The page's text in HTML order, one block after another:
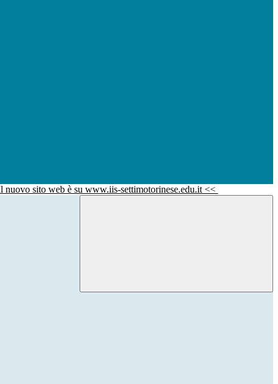
nuovo sito web è su www.iis-settimotorinese.edu.it <<